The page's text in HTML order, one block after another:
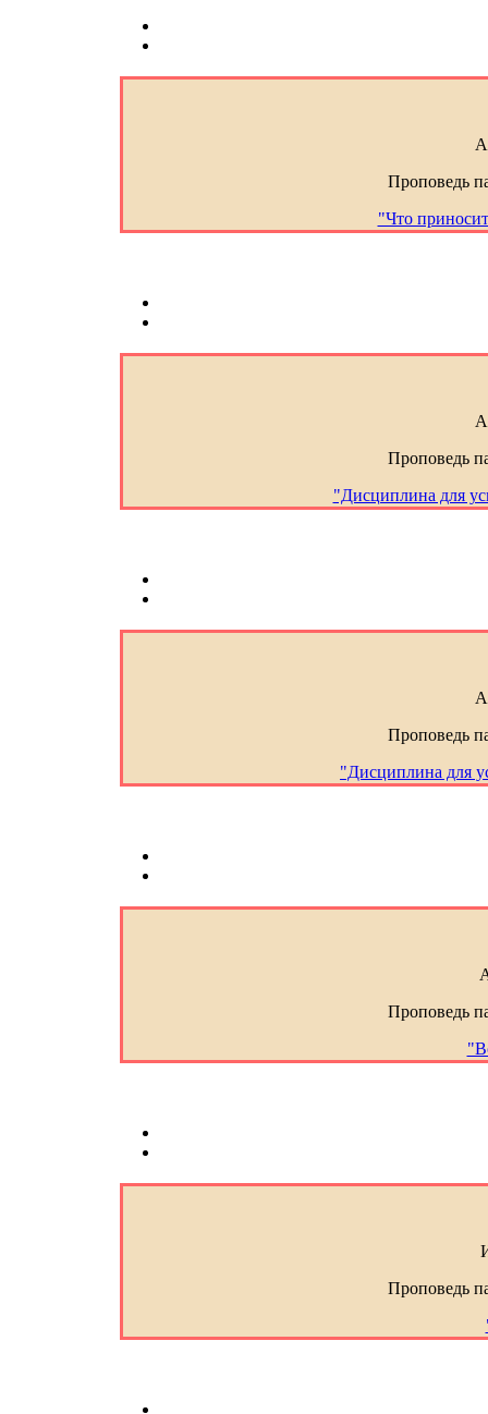
Проповедь
"Что
Проповедь
"Дисциплина для
Проповедь
"Дисциплина для
Проповедь
Проповедь